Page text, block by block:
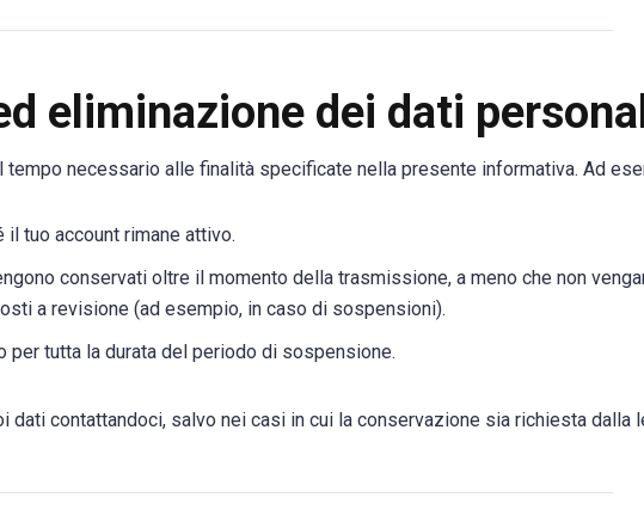
eliminazione dei dati
necessario alle finalità specificate nella presente informativa. Ad
il tuo account rimane attivo.
conservati oltre il momento della trasmissione, a meno che non
a revisione (ad esempio, in caso di sospensioni).
per tutta la durata del periodo di sospensione.
dati contattandoci, salvo nei casi in cui la conservazione sia richiesta dalla